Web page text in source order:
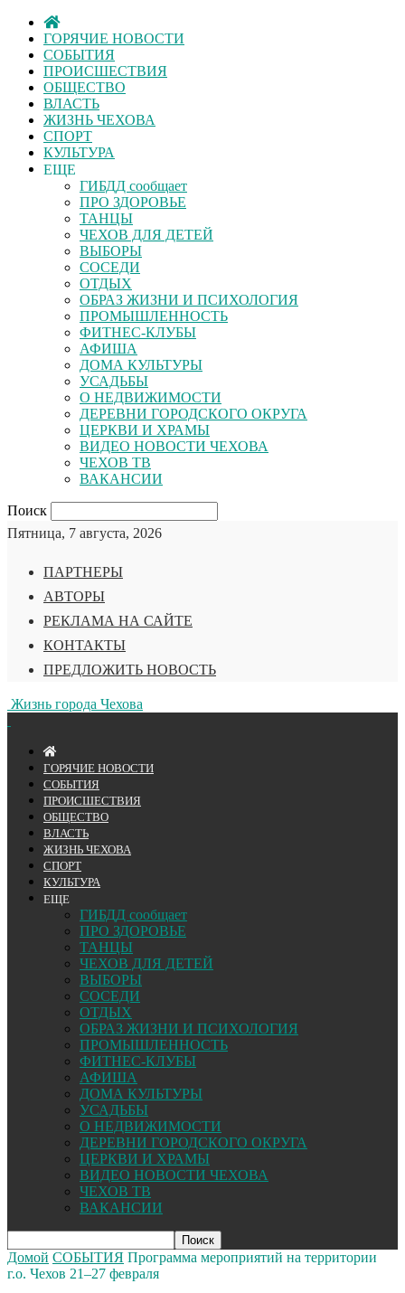
ГОРЯЧИЕ НОВОСТИ
СОБЫТИЯ
ПРОИСШЕСТВИЯ
ОБЩЕСТВО
ВЛАСТЬ
ЖИЗНЬ ЧЕХОВА
СПОРТ
КУЛЬТУРА
ЕЩЕ
ГИБДД сообщает
ПРО ЗДОРОВЬЕ
ТАНЦЫ
ЧЕХОВ ДЛЯ ДЕТЕЙ
ВЫБОРЫ
СОСЕДИ
ОТДЫХ
ОБРАЗ ЖИЗНИ И ПСИХОЛОГИЯ
ПРОМЫШЛЕННОСТЬ
ФИТНЕС-КЛУБЫ
АФИША
ДОМА КУЛЬТУРЫ
УСАДЬБЫ
О НЕДВИЖИМОСТИ
ДЕРЕВНИ ГОРОДСКОГО ОКРУГА
ЦЕРКВИ И ХРАМЫ
ВИДЕО НОВОСТИ ЧЕХОВА
ЧЕХОВ ТВ
ВАКАНСИИ
Поиск
Пятница, 7 августа, 2026
ПАРТНЕРЫ
АВТОРЫ
РЕКЛАМА НА САЙТЕ
КОНТАКТЫ
ПРЕДЛОЖИТЬ НОВОСТЬ
Жизнь города Чехова
ГОРЯЧИЕ НОВОСТИ
СОБЫТИЯ
ПРОИСШЕСТВИЯ
ОБЩЕСТВО
ВЛАСТЬ
ЖИЗНЬ ЧЕХОВА
СПОРТ
КУЛЬТУРА
ЕЩЕ
ГИБДД сообщает
ПРО ЗДОРОВЬЕ
ТАНЦЫ
ЧЕХОВ ДЛЯ ДЕТЕЙ
ВЫБОРЫ
СОСЕДИ
ОТДЫХ
ОБРАЗ ЖИЗНИ И ПСИХОЛОГИЯ
ПРОМЫШЛЕННОСТЬ
ФИТНЕС-КЛУБЫ
АФИША
ДОМА КУЛЬТУРЫ
УСАДЬБЫ
О НЕДВИЖИМОСТИ
ДЕРЕВНИ ГОРОДСКОГО ОКРУГА
ЦЕРКВИ И ХРАМЫ
ВИДЕО НОВОСТИ ЧЕХОВА
ЧЕХОВ ТВ
ВАКАНСИИ
Домой СОБЫТИЯ Программа мероприятий на территории
г.о. Чехов 21–27 февраля